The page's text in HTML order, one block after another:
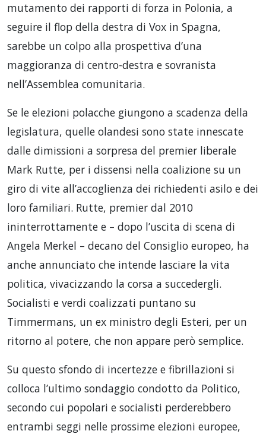
mutamento dei rapporti di forza in Polonia, a
seguire il flop della destra di Vox in Spagna,
sarebbe un colpo alla prospettiva d’una
maggioranza di centro-destra e sovranista
nell’Assemblea comunitaria.
Se le elezioni polacche giungono a scadenza della
legislatura, quelle olandesi sono state innescate
dalle dimissioni a sorpresa del premier liberale
Mark Rutte, per i dissensi nella coalizione su un
giro di vite all’accoglienza dei richiedenti asilo e dei
loro familiari. Rutte, premier dal 2010
ininterrottamente e – dopo l’uscita di scena di
Angela Merkel – decano del Consiglio europeo, ha
anche annunciato che intende lasciare la vita
politica, vivacizzando la corsa a succedergli.
Socialisti e verdi coalizzati puntano su
Timmermans, un ex ministro degli Esteri, per un
ritorno al potere, che non appare però semplice.
Su questo sfondo di incertezze e fibrillazioni si
colloca l’ultimo sondaggio condotto da Politico,
secondo cui popolari e socialisti perderebbero
entrambi seggi nelle prossime elezioni europee,